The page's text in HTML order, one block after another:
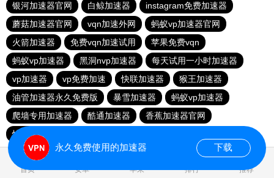
银河加速器官网
白鲸加速器
instagram免费加速器
蘑菇加速器官网
vqn加速外网
蚂蚁vp加速器官网
火箭加速器
免费vqn加速试用
苹果免费vqn
蚂蚁vp加速器
黑洞nvp加速器
每天试用一小时加速器
vp加速器
vp免费加速 快联加速器
猴王加速器
油管加速器永久免费版
暴雪加速器
蚂蚁vp加速器
爬墙专用加速器
酷通加速器
香蕉加速器官网
快连vn破解版
首页 安卓 苹果 排行 推荐
永久免费使用的加速器 下载
1.131316s